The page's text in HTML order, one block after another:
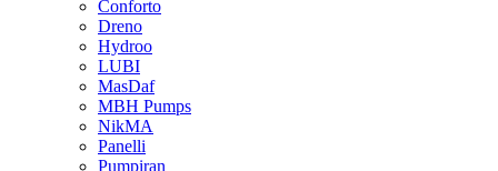
Conforto
Dreno
Hydroo
LUBI
MasDaf
MBH Pumps
NikMA
Panelli
Pumpiran